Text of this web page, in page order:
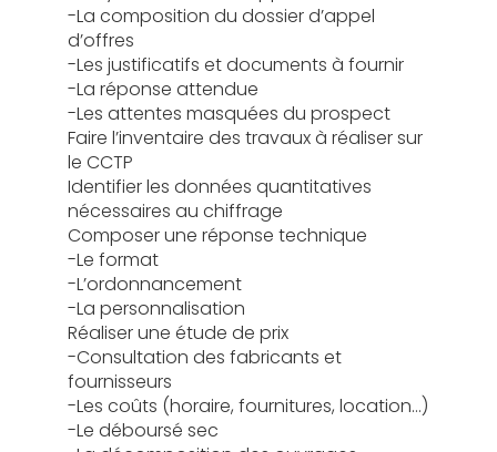
-La composition du dossier d’appel
d’offres
-Les justificatifs et documents à fournir
-La réponse attendue
-Les attentes masquées du prospect
Faire l’inventaire des travaux à réaliser sur
le CCTP
Identifier les données quantitatives
nécessaires au chiffrage
Composer une réponse technique
-Le format
-L’ordonnancement
-La personnalisation
Réaliser une étude de prix
-Consultation des fabricants et
fournisseurs
-Les coûts (horaire, fournitures, location…)
-Le déboursé sec